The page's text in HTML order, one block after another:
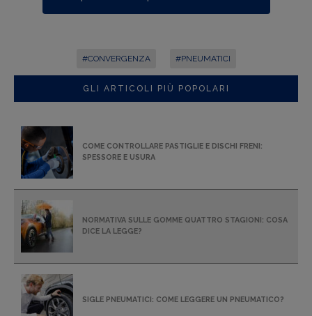
#CONVERGENZA #PNEUMATICI
GLI ARTICOLI PIÙ POPOLARI
COME CONTROLLARE PASTIGLIE E DISCHI FRENI:
SPESSORE E USURA
NORMATIVA SULLE GOMME QUATTRO STAGIONI: COSA
DICE LA LEGGE?
SIGLE PNEUMATICI: COME LEGGERE UN PNEUMATICO?